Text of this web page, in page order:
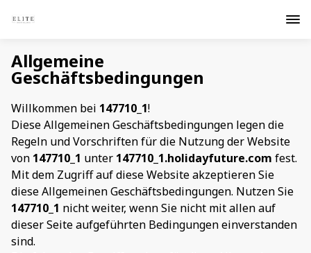
Allgemeine
Geschäftsbedingungen
Willkommen bei 147710_1!
Diese Allgemeinen Geschäftsbedingungen legen die
Regeln und Vorschriften für die Nutzung der Website
von 147710_1 unter 147710_1.holidayfuture.com fest.
Mit dem Zugriff auf diese Website akzeptieren Sie
diese Allgemeinen Geschäftsbedingungen. Nutzen Sie
147710_1 nicht weiter, wenn Sie nicht mit allen auf
dieser Seite aufgeführten Bedingungen einverstanden
sind.